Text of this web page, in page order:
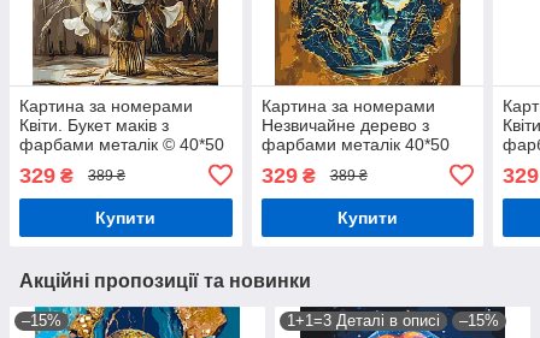
Картина за номерами
Квіти. Букет маків з
фарбами металік © 40*50
329 ₴ 389 ₴
Купити
Картина за номерами
Незвичайне дерево з
фарбами металік 40*50
329₴ 389 ₴
Купити
329
Акційні пропозиції та новинки
–15% 1+1=3 Деталі в описі –15%